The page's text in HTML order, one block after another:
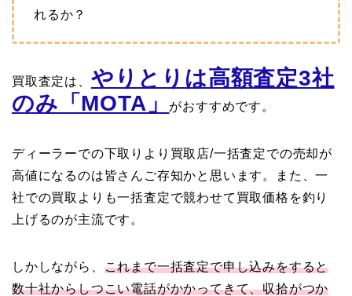
れるか？
買取査定は、 やりとりは高額査定3社
のみ「MOTA」
がおすすめです。
ディーラーでの下取りより買取店/一括査定での売却が
高値になるのは皆さんご存知かと思います。また、一
社での買取よりも一括査定で競わせて買取価格を釣り
上げるのが主流です。
しかしながら、 これまで一括査定で申し込みをすると
数十社からしつこい電話がかかってきて、収拾がつか